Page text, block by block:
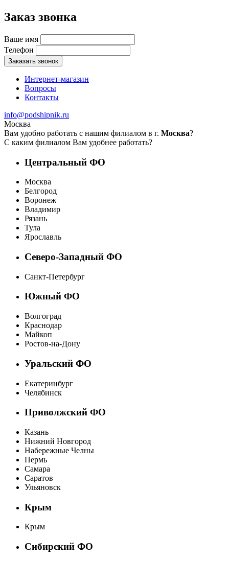
Заказ звонка
Ваше имя
Телефон
Заказать звонок
Интернет-магазин
Вопросы
Контакты
info@podshipnik.ru
Москва
Вам удобно работать с нашим филиалом в г. Москва?
С каким филиалом Вам удобнее работать?
Центральный ФО
Москва
Белгород
Воронеж
Владимир
Рязань
Тула
Ярославль
Северо-Западный ФО
Санкт-Петербург
Южный ФО
Волгоград
Краснодар
Майкоп
Ростов-на-Дону
Уральский ФО
Екатеринбург
Челябинск
Приволжский ФО
Казань
Нижний Новгород
Набережные Челны
Пермь
Самара
Саратов
Ульяновск
Крым
Крым
Сибирский ФО